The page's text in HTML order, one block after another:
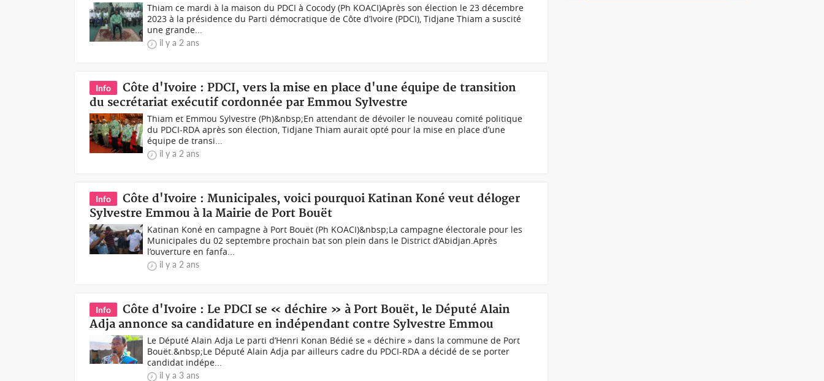
Thiam ce mardi à la maison du PDCI à Cocody (Ph KOACI)Après son élection le 23 décembre
2023 à la présidence du Parti démocratique de Côte d’Ivoire (PDCI), Tidjane Thiam a suscité
une grande...
il y a 2 ans
Info
Côte d'Ivoire : PDCI, vers la mise en place d'une équipe de transition
du secrétariat exécutif cordonnée par Emmou Sylvestre
Thiam et Emmou Sylvestre (Ph)&nbsp;En attendant de dévoiler le nouveau comité politique
du PDCI-RDA après son élection, Tidjane Thiam aurait opté pour la mise en place d’une
équipe de transi...
il y a 2 ans
Info
Côte d'Ivoire : Municipales, voici pourquoi Katinan Koné veut déloger
Sylvestre Emmou à la Mairie de Port Bouët
Katinan Koné en campagne à Port Bouët (Ph KOACI)&nbsp;La campagne électorale pour les
Municipales du 02 septembre prochain bat son plein dans le District d’Abidjan.Après
l’ouverture en fanfa...
il y a 2 ans
Info
Côte d'Ivoire : Le PDCI se « déchire » à Port Bouët, le Député Alain
Adja annonce sa candidature en indépendant contre Sylvestre Emmou
Le Député Alain Adja Le parti d’Henri Konan Bédié se « déchire » dans la commune de Port
Bouët.&nbsp;Le Député Alain Adja par ailleurs cadre du PDCI-RDA a décidé de se porter
candidat indépe...
il y a 3 ans